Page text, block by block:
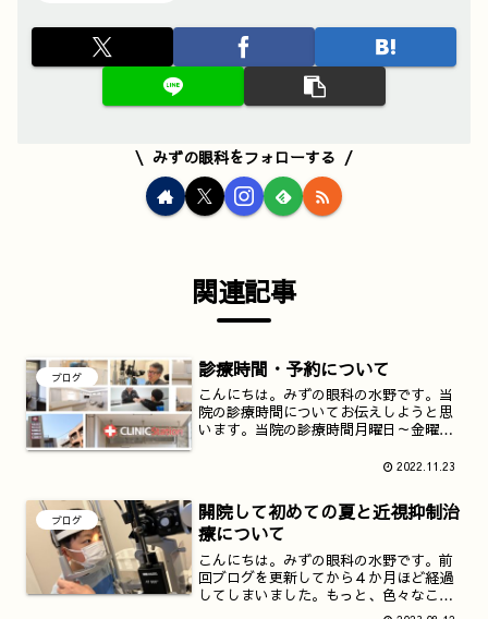
みずの眼科をフォローする
関連記事
ブログ 診療時間・予約について
こんにちは。みずの眼科の水野です。当
院の診療時間についてお伝えしようと思
います。当院の診療時間月曜日～金曜
診 16時～19時土曜日 午前
～16時 手術・...
2022.11.23
ブログ
開院して初めての夏と近視抑制治
療について
こんにちは。みずの眼科の水野です。前
回ブログを更新してから４か月ほど経過
してしまいました。もっと、色々なこと
を発信したいと思いながらあっという間